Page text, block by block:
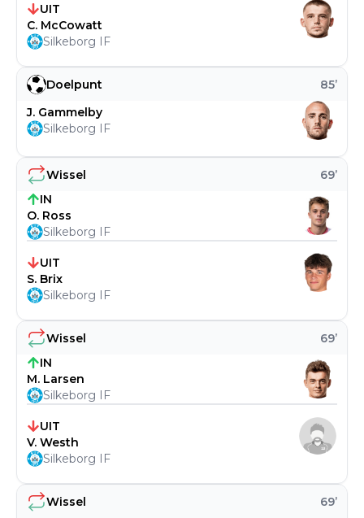
Wissel 69’
Wissel 69’
IN
M. Larsen
Silkeborg IF
UIT
V. Westh
Silkeborg IF
Wissel 69’
IN
O. Ross
Silkeborg IF
UIT
S. Brix
Silkeborg IF
Doelpunt 85’
J. Gammelby
Silkeborg IF
UIT
C. McCowatt
Silkeborg IF